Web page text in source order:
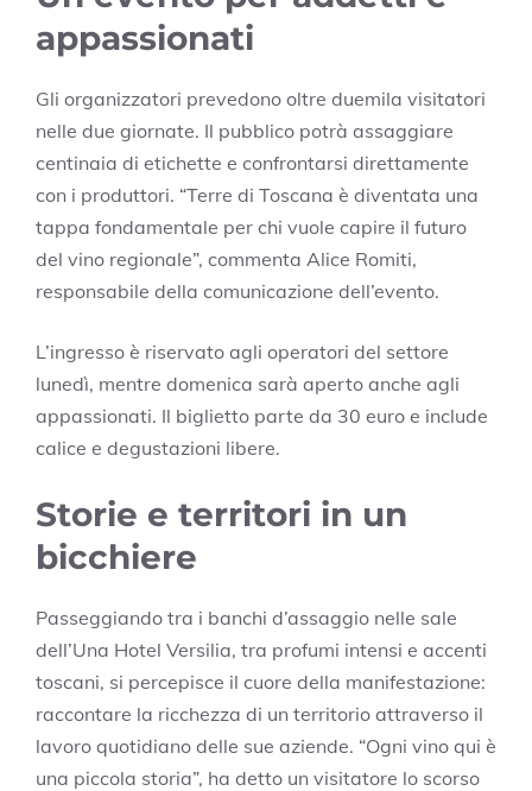
appassionati
Gli organizzatori prevedono oltre duemila visitatori
nelle due giornate. Il pubblico potrà assaggiare
centinaia di etichette e confrontarsi direttamente
con i produttori. “Terre di Toscana è diventata una
tappa fondamentale per chi vuole capire il futuro
del vino regionale”, commenta Alice Romiti,
responsabile della comunicazione dell’evento.
L’ingresso è riservato agli operatori del settore
lunedì, mentre domenica sarà aperto anche agli
appassionati. Il biglietto parte da 30 euro e include
calice e degustazioni libere.
Storie e territori in un
bicchiere
Passeggiando tra i banchi d’assaggio nelle sale
dell’Una Hotel Versilia, tra profumi intensi e accenti
toscani, si percepisce il cuore della manifestazione:
raccontare la ricchezza di un territorio attraverso il
lavoro quotidiano delle sue aziende. “Ogni vino qui è
una piccola storia”, ha detto un visitatore lo scorso